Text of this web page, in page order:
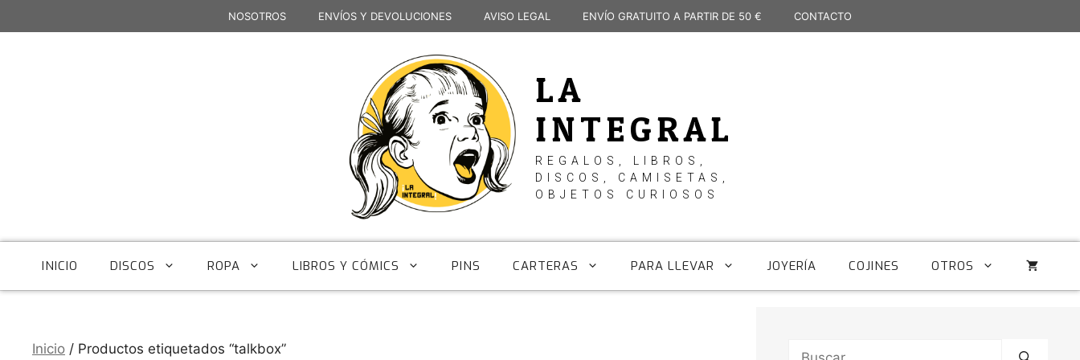
al
NOSOTROS ENVÍOS Y DEVOLUCIONES AVISO LEGAL ENVÍO GRATUITO A PARTIR DE 50 € CONTACTO
LA
INTEGRAL
REGALOS, LIBROS,
DISCOS, CAMISETAS,
OBJETOS CURIOSOS
INICIO DISCOS ROPA LIBROS Y CÓMICS PINS CARTERAS PARA LLEVAR JOYERÍA COJINES OTROS
Inicio / Productos etiquetados “talkbox” Buscar: